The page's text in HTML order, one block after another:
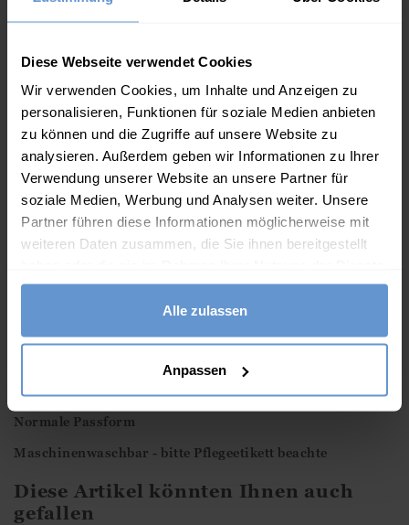
Diese Webseite verwendet Cookies
Wir verwenden Cookies, um Inhalte und Anzeigen zu
personalisieren, Funktionen für soziale Medien anbieten
zu können und die Zugriffe auf unsere Website zu
analysieren. Außerdem geben wir Informationen zu Ihrer
Verwendung unserer Website an unsere Partner für
soziale Medien, Werbung und Analysen weiter. Unsere
Partner führen diese Informationen möglicherweise mit
weiteren Daten zusammen, die Sie ihnen bereitgestellt
gesammelt haben.
Alle zulassen
Anpassen
Eine Strickweste ist etwas ganz Besonderes. Sie kann
vervollständigen den Look. Hergestellt aus weicher und
atmungsaktiver Baumwolle.
Eigenschaften
Rippbündchen
Normale Passform
Maschinenwaschbar - bitte Pflegeetikett beachte
Diese Artikel könnten Ihnen auch
gefallen